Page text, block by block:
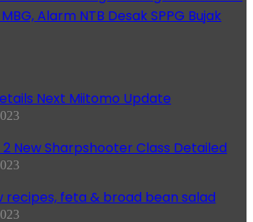
Alarm NTB Desak SPPG Bujak
Next Miitomo Update
2 New Sharpshooter Class Detailed
recipes, feta & broad bean salad